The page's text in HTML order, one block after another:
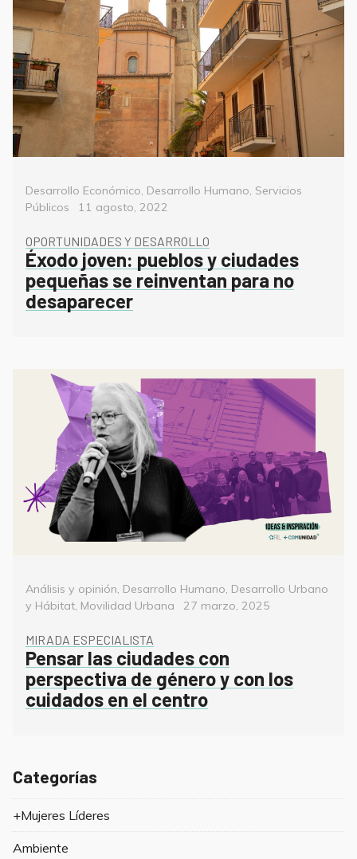
Categorías
Desarrollo Económico, Desarrollo Humano, Servicios
Públicos
Posted
11 agosto, 2022
OPORTUNIDADES Y DESARROLLO
Éxodo joven: pueblos y ciudades
pequeñas se reinventan para no
desaparecer
Categorías
Análisis y opinión, Desarrollo Humano, Desarrollo Urbano
y Hábitat, Movilidad Urbana
Posted
27 marzo, 2025
MIRADA ESPECIALISTA
Pensar las ciudades con
perspectiva de género y con los
cuidados en el centro
Categorías
+Mujeres Líderes
Ambiente